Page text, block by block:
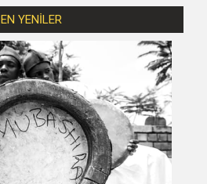
EN YENİLER